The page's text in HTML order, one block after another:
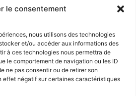
le consentement
nous utilisons des technologies
et/ou accéder aux informations des
à ces technologies nous permettra de
le comportement de navigation ou les ID
ne pas consentir ou de retirer son
effet négatif sur certaines caractéristiques
du Rucher créatif